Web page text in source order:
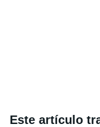
Este artículo